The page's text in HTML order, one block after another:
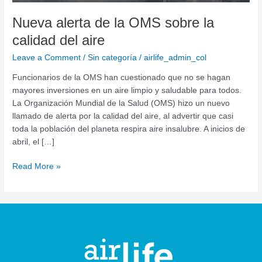
Nueva alerta de la OMS sobre la
calidad del aire
Leave a Comment /Sin categoría /airlife_admin_col
Funcionarios de la OMS han cuestionado que no se hagan
mayores inversiones en un aire limpio y saludable para todos.
La Organización Mundial de la Salud (OMS) hizo un nuevo
llamado de alerta por la calidad del aire, al advertir que casi
toda la población del planeta respira aire insalubre. A inicios de
abril, el […]
Read More »